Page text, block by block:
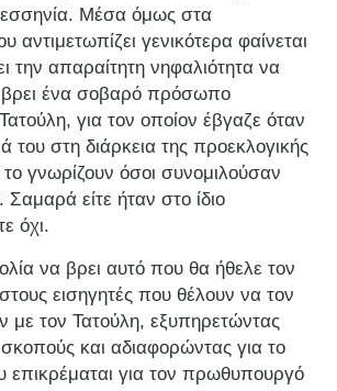
Μέσα όμως στα
γενικότερα φαίνεται
την απαραίτητη νηφαλιότητα να
βρει ένα σοβαρό πρόσωπο
για τον οποίον έβγαζε όταν
του στη διάρκεια της προεκλογικής
γνωρίζουν όσοι συνομιλούσαν
Σαμαρά είτε ήταν στο ίδιο
όχι.
να βρει αυτό που θα ήθελε τον
εισηγητές που θέλουν να τον
με τον Τατούλη, εξυπηρετώντας
σκοπούς και αδιαφορώντας για το
για τον πρωθυπουργό